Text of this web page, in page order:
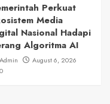
Perkuat
Media
Nasional Hadapi
Algoritma AI
Admin
August 6, 2026
0